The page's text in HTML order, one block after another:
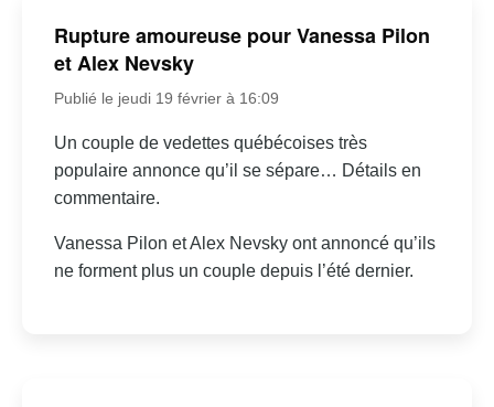
Rupture amoureuse pour Vanessa Pilon
et Alex Nevsky
Publié le jeudi 19 février à 16:09
Un couple de vedettes québécoises très
populaire annonce qu’il se sépare… Détails en
commentaire.
Vanessa Pilon et Alex Nevsky ont annoncé qu’ils
ne forment plus un couple depuis l’été dernier.